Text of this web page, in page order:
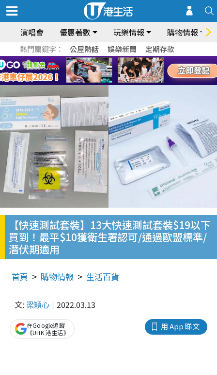
演唱會 優惠著數 玩樂情報 購物情報
熱門關鍵字： 公屋熱話 娛樂新聞 定期存款
【快速測試套裝】13大快速測試套裝$19以下
買到！最平$10獲衛生署認可/通過歐盟標準/
潛伏期適用
首頁 購物情報 生活百貨
文: 梁穎心 2022.03.13
用 App 睇文
在Google追蹤
《UHK 港生活》